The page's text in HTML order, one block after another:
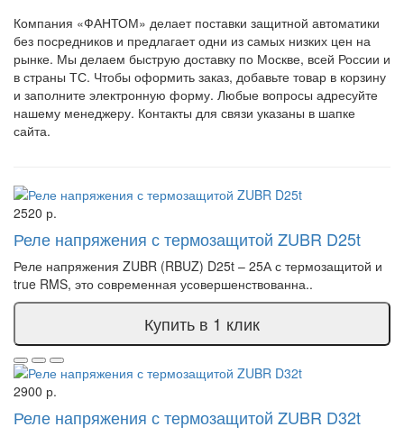
Компания «ФАНТОМ» делает поставки защитной автоматики
без посредников и предлагает одни из самых низких цен на
рынке. Мы делаем быструю доставку по Москве, всей России и
в страны ТС. Чтобы оформить заказ, добавьте товар в корзину
и заполните электронную форму. Любые вопросы адресуйте
нашему менеджеру. Контакты для связи указаны в шапке
сайта.
2520 р.
Реле напряжения с термозащитой ZUBR D25t
Реле напряжения ZUBR (RBUZ) D25t – 25А с термозащитой и
true RMS, это современная усовершенствованна..
Купить в 1 клик
2900 р.
Реле напряжения с термозащитой ZUBR D32t